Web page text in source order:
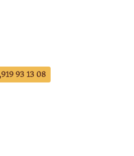
919 93 13 08